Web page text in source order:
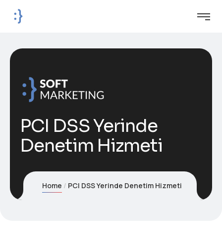
PCI DSS Yerinde
Denetim Hizmeti
Home PCI DSS Yerinde Denetim Hizmeti